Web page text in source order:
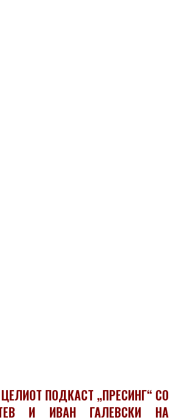
ПОДКАСТ „ПРЕСИНГ“ СО
И ИВАН ГАЛЕВСКИ НА